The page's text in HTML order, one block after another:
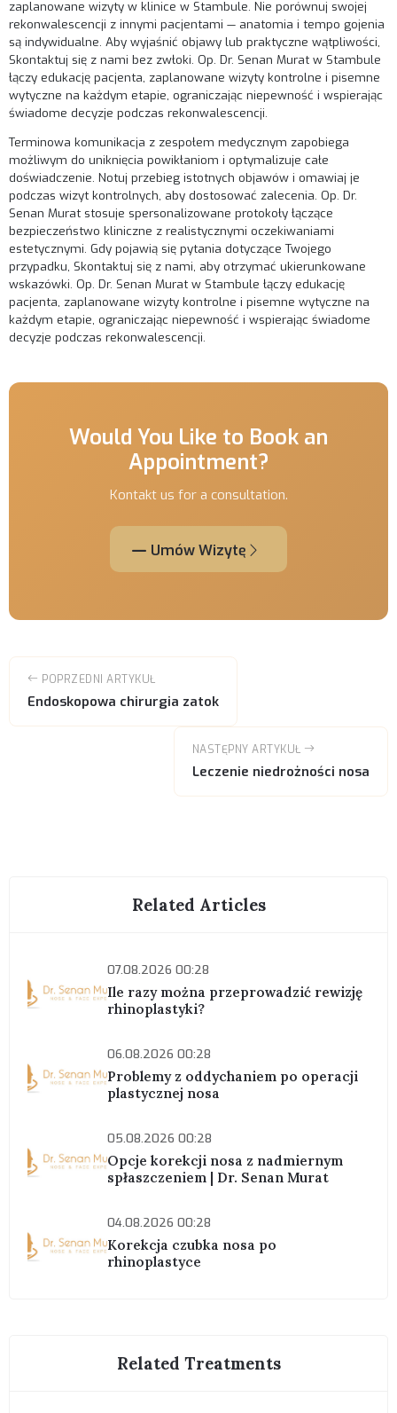
zaplanowane wizyty w klinice w Stambule. Nie porównuj swojej
rekonwalescencji z innymi pacjentami — anatomia i tempo gojenia
są indywidualne. Aby wyjaśnić objawy lub praktyczne wątpliwości,
Skontaktuj się z nami bez zwłoki. Op. Dr. Senan Murat w Stambule
łączy edukację pacjenta, zaplanowane wizyty kontrolne i pisemne
wytyczne na każdym etapie, ograniczając niepewność i wspierając
świadome decyzje podczas rekonwalescencji.
Terminowa komunikacja z zespołem medycznym zapobiega
możliwym do uniknięcia powikłaniom i optymalizuje całe
doświadczenie. Notuj przebieg istotnych objawów i omawiaj je
podczas wizyt kontrolnych, aby dostosować zalecenia. Op. Dr.
Senan Murat stosuje spersonalizowane protokoły łączące
bezpieczeństwo kliniczne z realistycznymi oczekiwaniami
estetycznymi. Gdy pojawią się pytania dotyczące Twojego
przypadku, Skontaktuj się z nami, aby otrzymać ukierunkowane
wskazówki. Op. Dr. Senan Murat w Stambule łączy edukację
pacjenta, zaplanowane wizyty kontrolne i pisemne wytyczne na
każdym etapie, ograniczając niepewność i wspierając świadome
decyzje podczas rekonwalescencji.
Would You Like to Book an
Appointment?
Kontakt us for a consultation.
Umów Wizytę
POPRZEDNI ARTYKUŁ
Endoskopowa chirurgia zatok
NASTĘPNY ARTYKUŁ
Leczenie niedrożności nosa
Related Articles
07.08.2026 00:28
Ile razy można przeprowadzić rewizję
rhinoplastyki?
06.08.2026 00:28
Problemy z oddychaniem po operacji
plastycznej nosa
05.08.2026 00:28
Opcje korekcji nosa z nadmiernym
spłaszczeniem | Dr. Senan Murat
04.08.2026 00:28
Korekcja czubka nosa po
rhinoplastyce
Related Treatments